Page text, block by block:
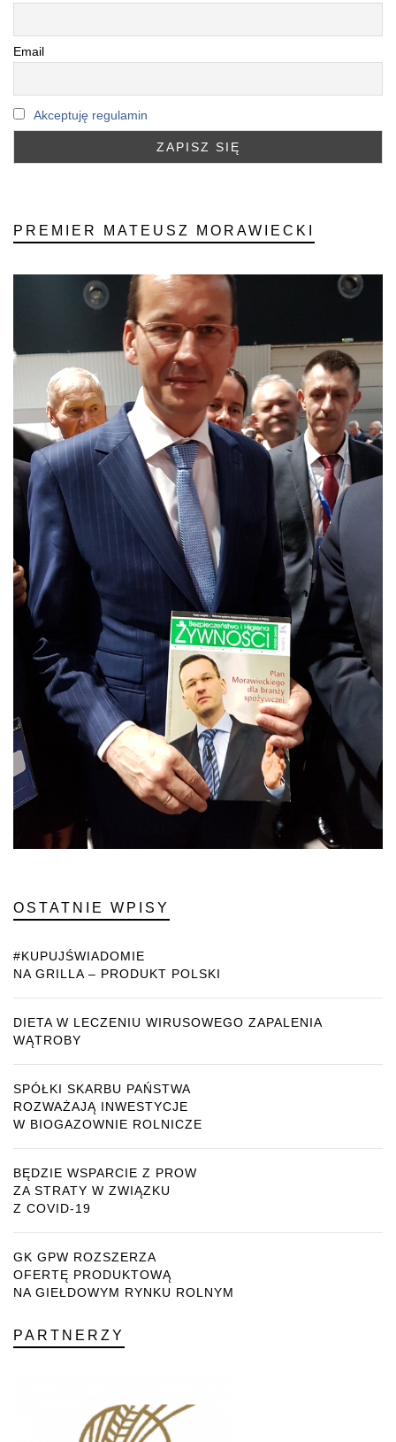
Email
Akceptuję regulamin
PREMIER MATEUSZ MORAWIECKI
OSTATNIE WPISY
#KUPUJŚWIADOMIE
NA GRILLA – PRODUKT POLSKI
DIETA W LECZENIU WIRUSOWEGO ZAPALENIA
WĄTROBY
SPÓŁKI SKARBU PAŃSTWA
ROZWAŻAJĄ INWESTYCJE
W BIOGAZOWNIE ROLNICZE
BĘDZIE WSPARCIE Z PROW
ZA STRATY W ZWIĄZKU
Z COVID-19
GK GPW ROZSZERZA
OFERTĘ PRODUKTOWĄ
NA GIEŁDOWYM RYNKU ROLNYM
PARTNERZY